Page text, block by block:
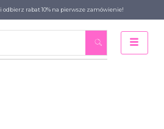
odbierz rabat 10% na pierwsze zamówienie!